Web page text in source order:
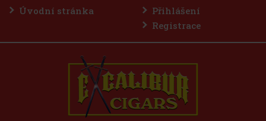
Úvodní stránka
Přihlášení
Registrace